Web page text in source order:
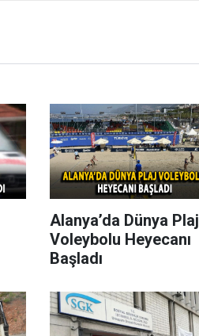
Alanya’da Dünya Plaj
Voleybolu Heyecanı
Başladı